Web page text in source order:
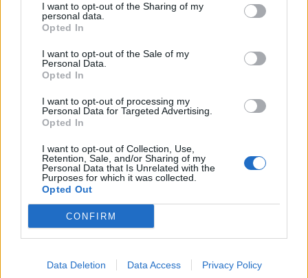
I want to opt-out of the Sharing of my
personal data.
Opted In
I want to opt-out of the Sale of my
Personal Data.
Opted In
I want to opt-out of processing my
Personal Data for Targeted Advertising.
Opted In
I want to opt-out of Collection, Use,
Retention, Sale, and/or Sharing of my
Personal Data that Is Unrelated with the
Purposes for which it was collected.
Opted Out
CONFIRM
Data Deletion Data Access Privacy Policy